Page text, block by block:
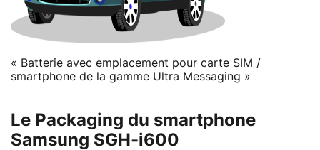
« Batterie avec emplacement pour carte SIM /
smartphone de la gamme Ultra Messaging »
Le Packaging du smartphone
Samsung SGH-i600